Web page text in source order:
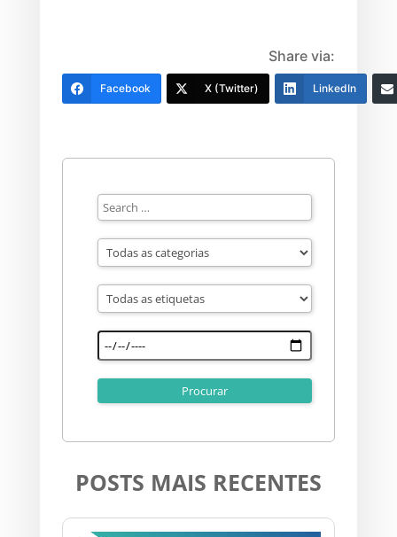
Share via:
Facebook X (Twitter) LinkedIn
POSTS MAIS RECENTES